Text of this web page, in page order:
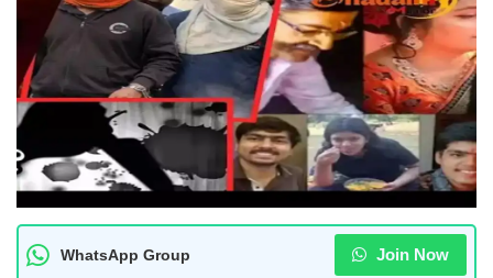
WhatsApp Group Join Now